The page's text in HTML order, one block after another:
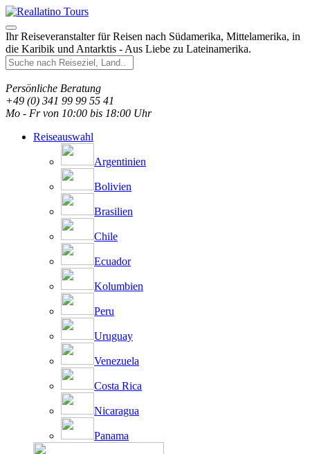
Ihr Reiseveranstalter für Reisen nach Südamerika, Mittelamerika, in
die Karibik und Antarktis - Aus Liebe zu Lateinamerika.
Persönliche Beratung
+49 (0) 341 99 99 55 41
Mo - Fr von 10:00 bis 18:00 Uhr
Reiseauswahl
Argentinien
Bolivien
Brasilien
Chile
Ecuador
Kolumbien
Peru
Uruguay
Venezuela
Costa Rica
Nicaragua
Panama